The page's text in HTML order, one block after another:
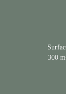
300